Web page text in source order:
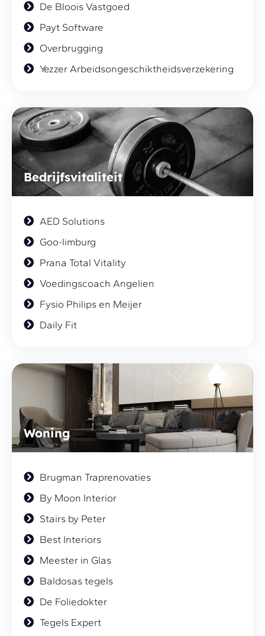
De Bloois Vastgoed
Payt Software
Overbrugging
Yezzer Arbeidsongeschiktheidsverzekering
Bedrijfsvitaliteit
AED Solutions
Goo-limburg
Prana Total Vitality
Voedingscoach Angelien
Fysio Philips en Meijer
Daily Fit
Woning
Brugman Traprenovaties
By Moon Interior
Stairs by Peter
Best Interiors
Meester in Glas
Baldosas tegels
De Foliedokter
Tegels Expert